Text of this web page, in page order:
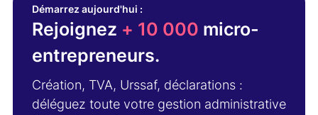
Démarrez aujourd'hui :
Rejoignez + 10 000 micro-
entrepreneurs.
Création, TVA, Urssaf, déclarations :
déléguez toute votre gestion administrative